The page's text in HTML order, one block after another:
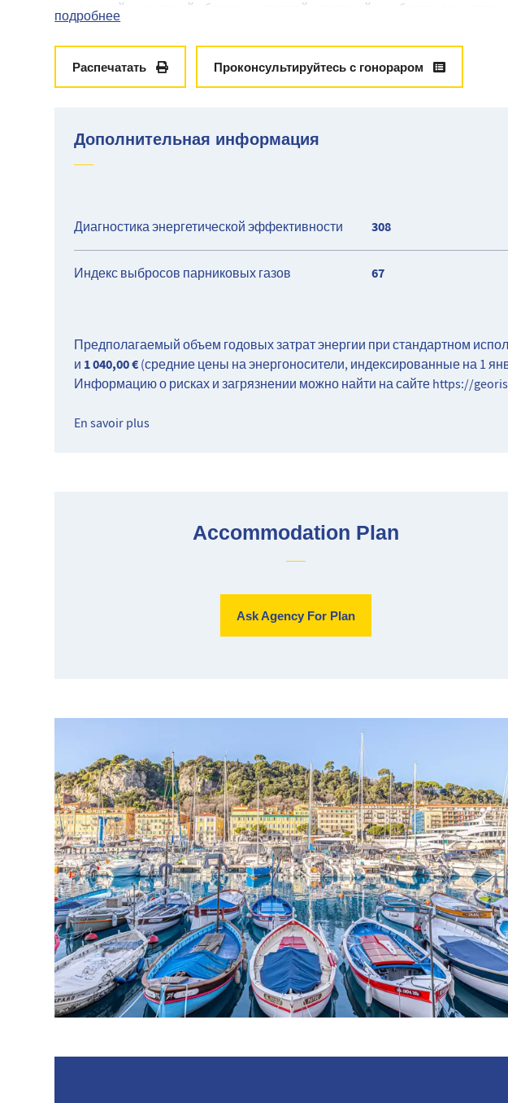
выходящей на тихий балкон, светлой гостиной с балконом,
Исключительное расположение Расположена по адресу 1 rue Boyer 06000
все магазины в нескольких минутах ходьбы, трамвайные линии 1 и 2 всего в
минутах ходьбы.
Ежемесячная арендная плата, включая сборы: €1,030
Страховой депозит: €1,880 (т.е. 2 месяца аренды без учета сборов)
подробнее
Распечатать Проконсультируйтесь с гонораром
Дополнительная информация
Диагностика энергетической эффективности 308
Индекс выбросов парниковых газов 67
Предполагаемый объем годовых затрат энергии при стандартном
и 1 040,00 € (средние цены на энергоносители, индексированные на 1
Информацию о рисках и загрязнении можно найти на сайте https://
En savoir plus
Accommodation Plan
Ask Agency For Plan